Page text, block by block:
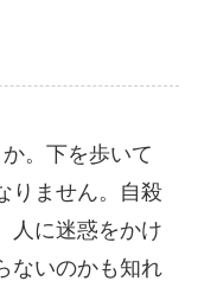
。下を歩いて
りません。自殺
人に迷惑をかけ
ないのかも知れ